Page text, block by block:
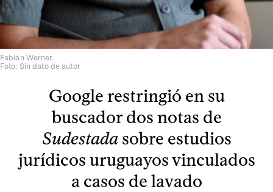
Fabián Werner.
Foto: Sin dato de autor
Google restringió en su
buscador dos notas de
Sudestadasobre estudios
jurídicos uruguayos vinculados
a casos de lavado